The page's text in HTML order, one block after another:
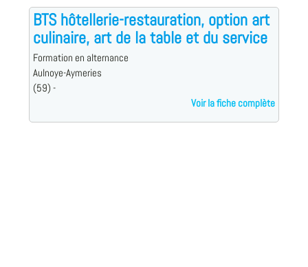
BTS hôtellerie-restauration, option art
culinaire, art de la table et du service
Formation en alternance
Aulnoye-Aymeries
(59) -
Voir la fiche complète